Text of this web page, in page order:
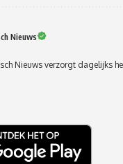
Nieuws
Nieuws verzorgt dagelijks